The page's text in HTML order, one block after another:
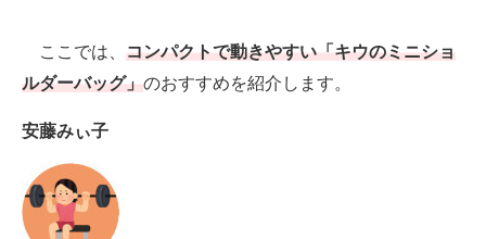
製造業のIT導入・活用を支援
電子設計の基本と応用
ここでは、 コンパクトで動きやすい「キウのミニショ
ルダーバッグ」のおすすめを紹介します。
安藤みぃ子